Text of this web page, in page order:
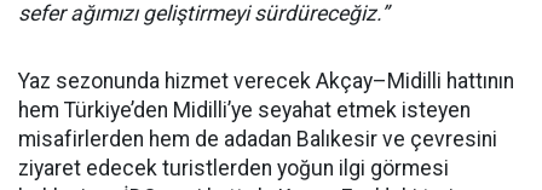
sefer ağımızı geliştirmeyi sürdüreceğiz.”
Yaz sezonunda hizmet verecek Akçay–Midilli hattının
hem Türkiye’den Midilli’ye seyahat etmek isteyen
misafirlerden hem de adadan Balıkesir ve çevresini
ziyaret edecek turistlerden yoğun ilgi görmesi